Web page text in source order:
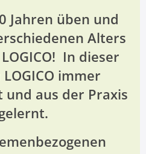
Jahren üben und
Alters
In dieser
immer
aus der Praxis